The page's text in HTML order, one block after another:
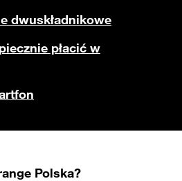
dwuskładnikowe
płacić w
Polska?